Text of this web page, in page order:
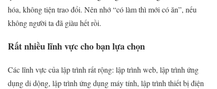
hóa, không tiện trao đổi. Nên nhớ “có làm thì mới có ăn”, nếu
không người ta đã giàu hết rồi.
Rất nhiều lĩnh vực cho bạn lựa chọn
Các lĩnh vực của lập trình rất rộng: lập trình web, lập trình ứng
dụng di dộng, lập trình ứng dụng máy tính, lập trình thiết bị điện